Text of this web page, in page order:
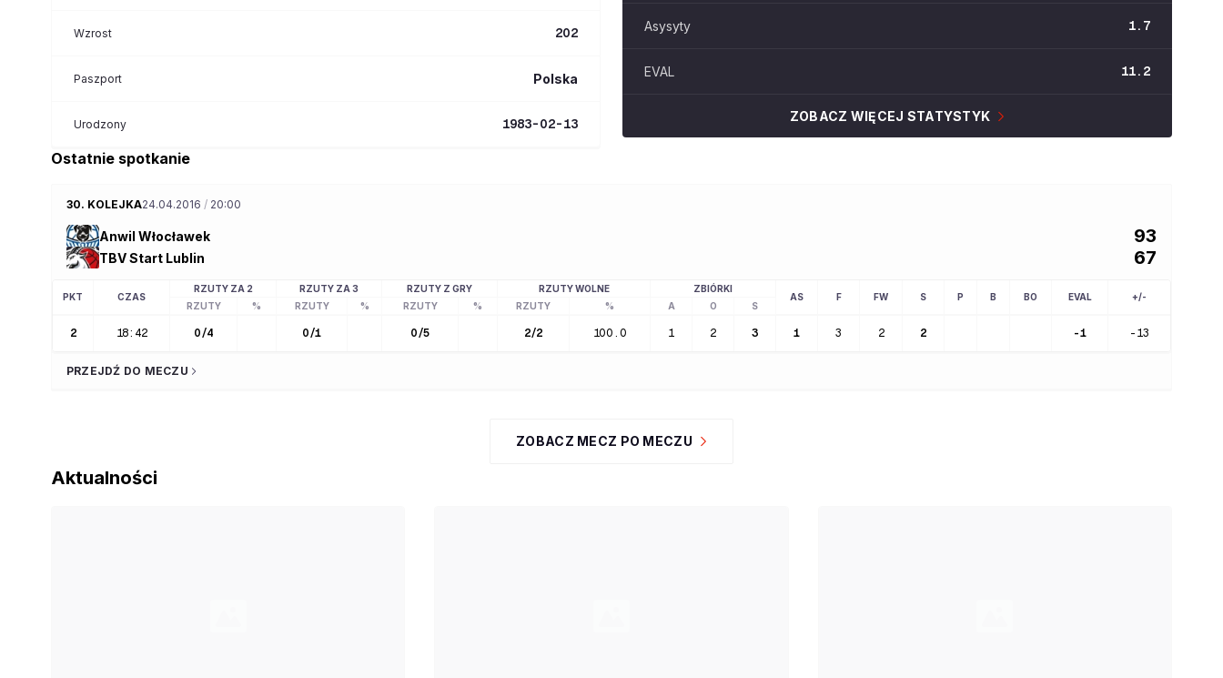
Wzrost 202
Paszport Polska
Urodzony 1983-02-13
Asysyty 1.7
EVAL 11.2
ZOBACZ WIĘCEJ STATYSTYK
Ostatnie spotkanie
30. KOLEJKA24.04.2016 / 20:00
Anwil Włocławek 93
TBV Start Lublin 67
PKT CZAS
RZUTY ZA 2 RZUTY ZA 3 RZUTY Z GRY RZUTY WOLNE ZBIÓRKI
AS F FW S P B BO EVAL
+/-
RZUTY
% RZUTY % RZUTY % RZUTY % A O S
2 18:42 0/4 0/1 0/5 2/2 100.0 1 2 3 1 3 2 2 -1 -13
PRZEJDŹ DO MECZU
ZOBACZ MECZ PO MECZU
Aktualności